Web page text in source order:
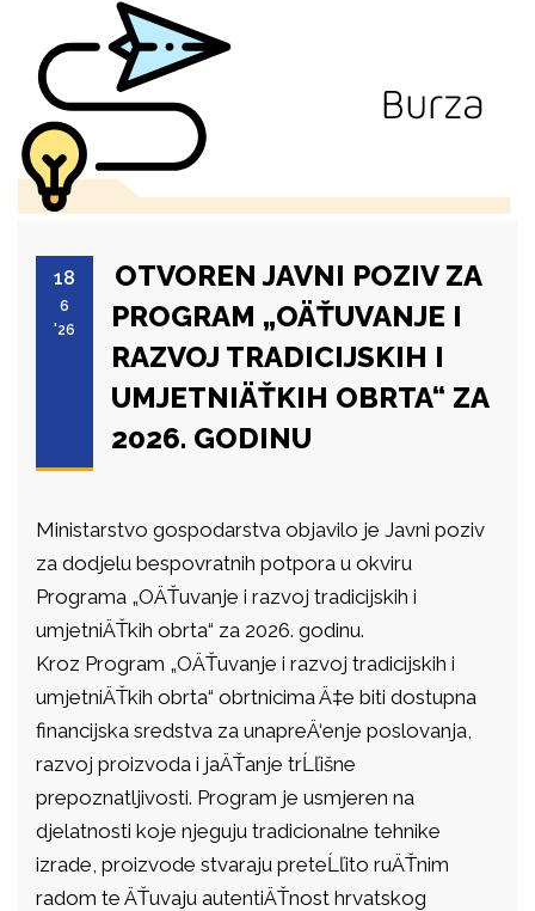
18
6
'26
OTVOREN JAVNI POZIV ZA
PROGRAM „OÄŤUVANJE I
RAZVOJ TRADICIJSKIH I
UMJETNIÄŤKIH OBRTA“ ZA
2026. GODINU
Ministarstvo gospodarstva objavilo je Javni poziv
za dodjelu bespovratnih potpora u okviru
Programa „OÄŤuvanje i razvoj tradicijskih i
umjetniÄŤkih obrta“ za 2026. godinu.
Kroz Program „OÄŤuvanje i razvoj tradicijskih i
umjetniÄŤkih obrta“ obrtnicima Ä‡e biti dostupna
financijska sredstva za unapreÄ‘enje poslovanja,
razvoj proizvoda i jaÄŤanje trĹľišne
prepoznatljivosti. Program je usmjeren na
djelatnosti koje njeguju tradicionalne tehnike
izrade, proizvode stvaraju preteĹľito ruÄŤnim
radom te ÄŤuvaju autentiÄŤnost hrvatskog